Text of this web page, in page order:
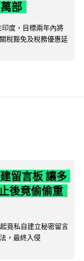
部
度，目標兩年內將
稅豁免及稅務優惠延
留言板 讓多
後竟偷偷重
竟私自建立秘密留言
，最終入侵